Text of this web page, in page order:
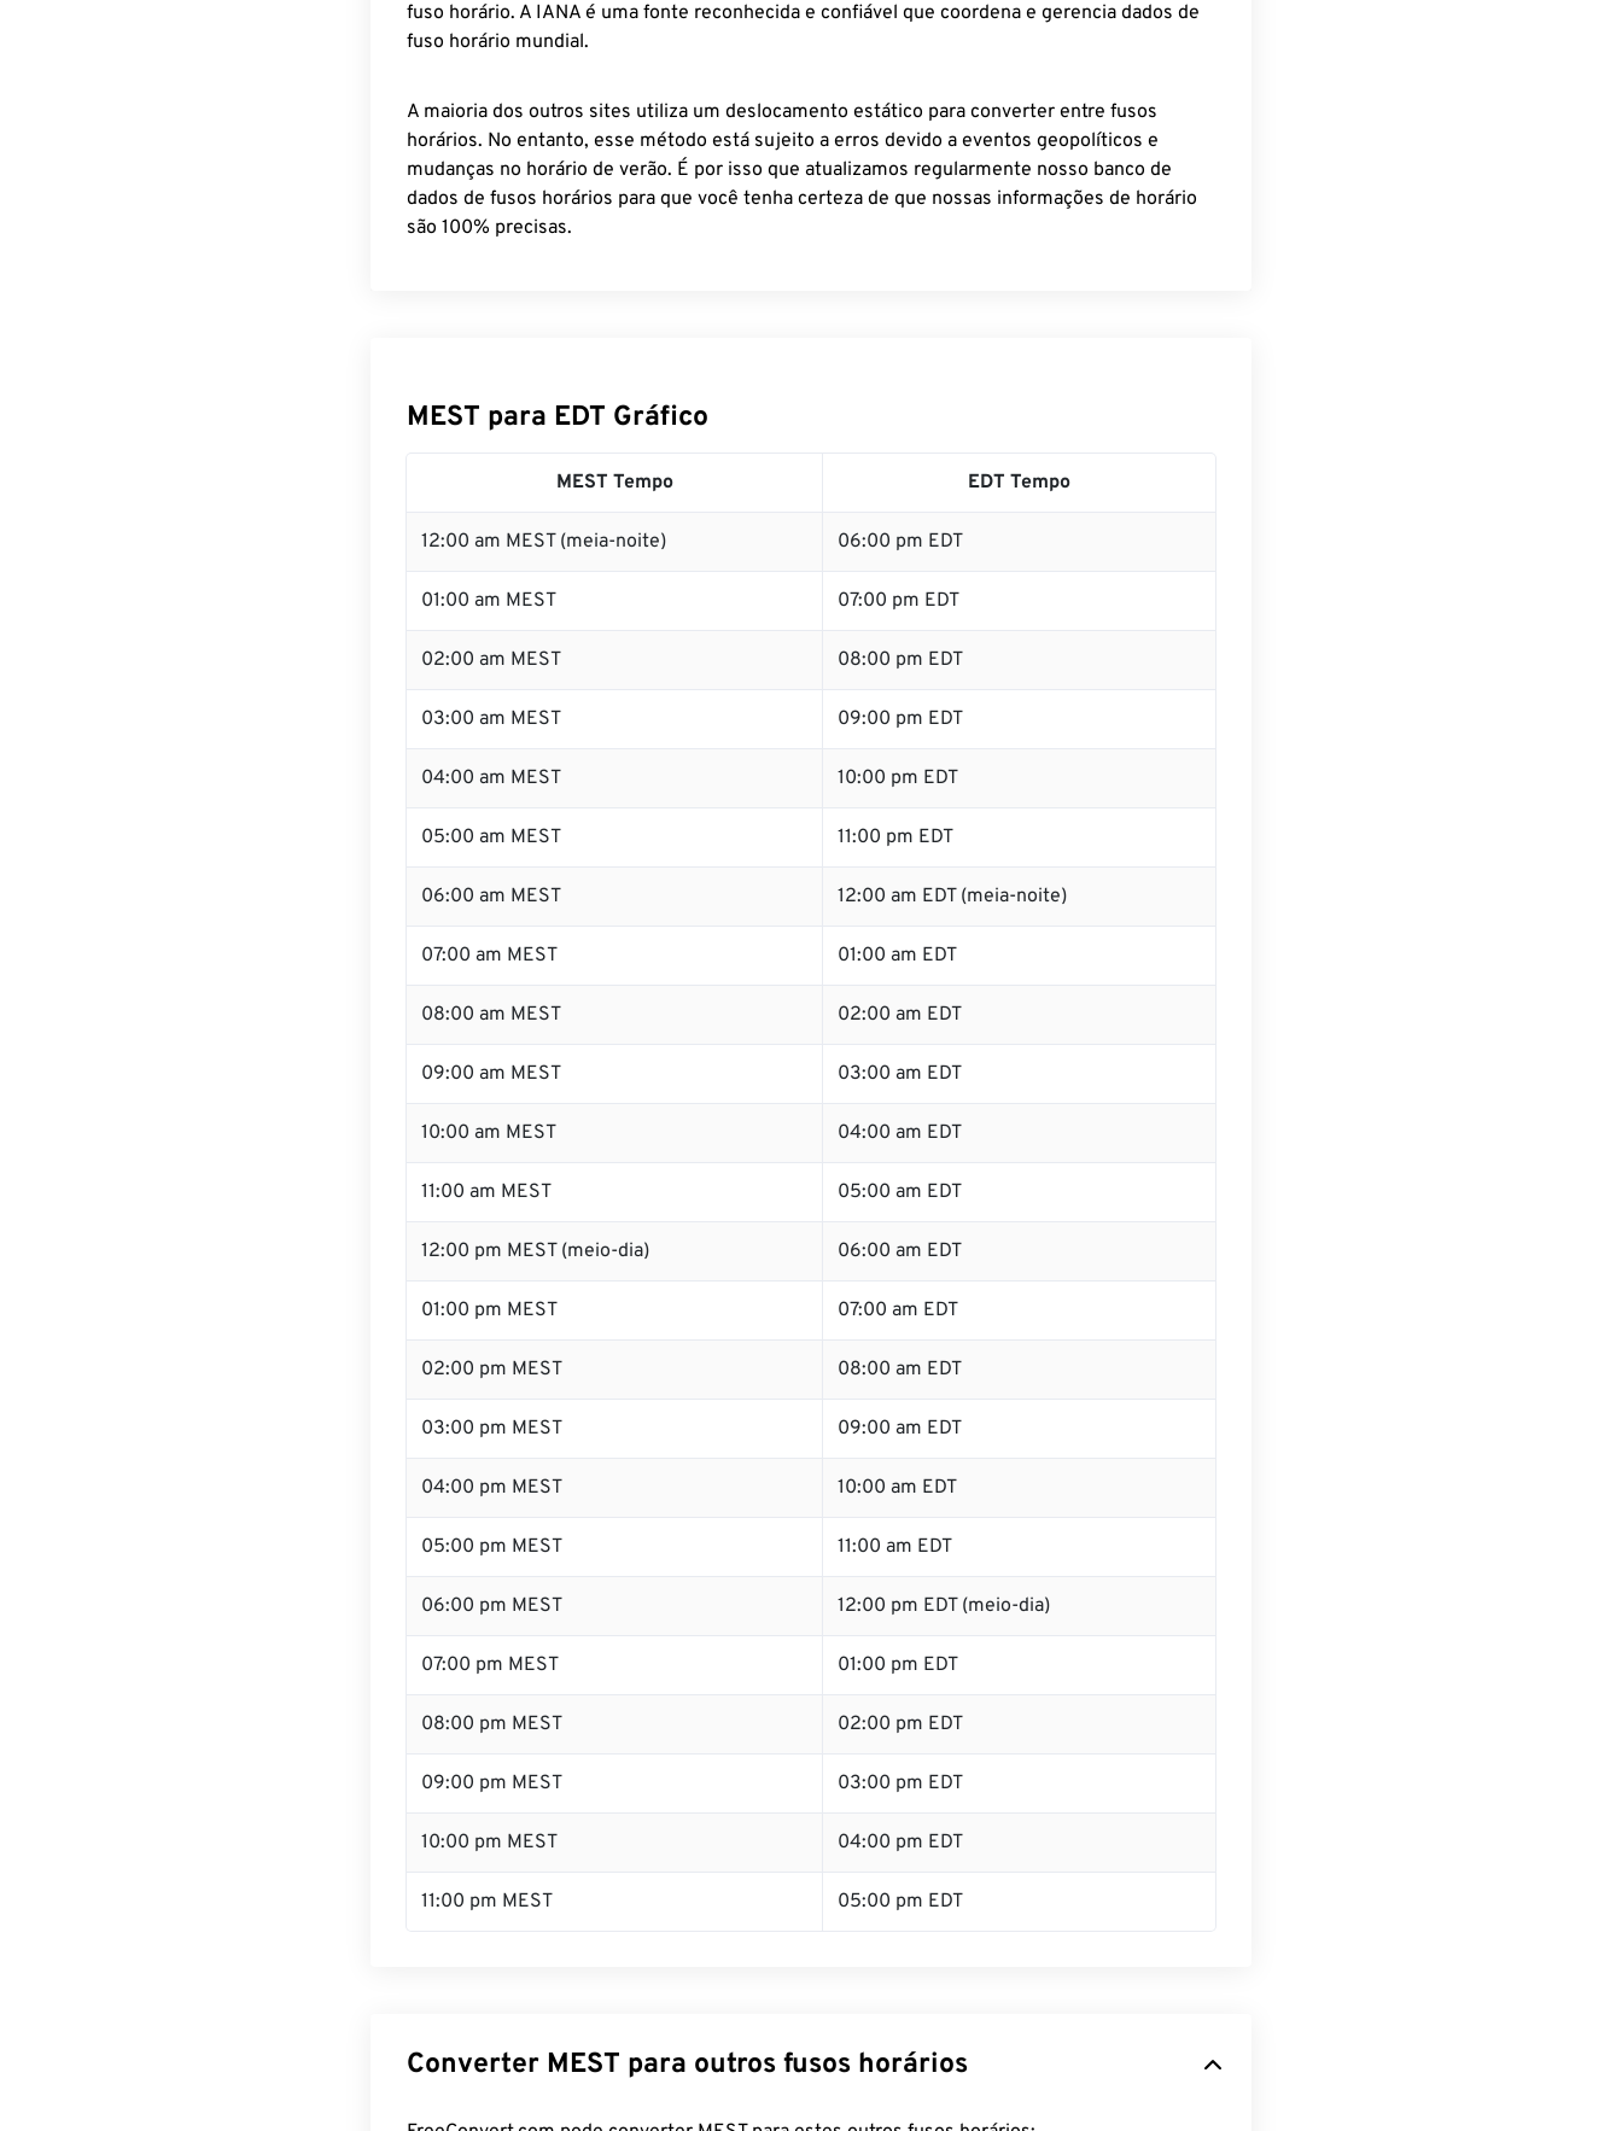
fuso horário. A IANA é uma fonte reconhecida e confiável que coordena e gerencia dados de
fuso horário mundial.
A maioria dos outros sites utiliza um deslocamento estático para converter entre fusos
horários. No entanto, esse método está sujeito a erros devido a eventos geopolíticos e
mudanças no horário de verão. É por isso que atualizamos regularmente nosso banco de
dados de fusos horários para que você tenha certeza de que nossas informações de horário
são 100% precisas.
MEST para EDT Gráfico
MEST Tempo EDT Tempo
12:00 am MEST (meia-noite) 06:00 pm EDT
01:00 am MEST 07:00 pm EDT
02:00 am MEST 08:00 pm EDT
03:00 am MEST 09:00 pm EDT
04:00 am MEST 10:00 pm EDT
05:00 am MEST 11:00 pm EDT
06:00 am MEST 12:00 am EDT (meia-noite)
07:00 am MEST 01:00 am EDT
08:00 am MEST 02:00 am EDT
09:00 am MEST 03:00 am EDT
10:00 am MEST 04:00 am EDT
11:00 am MEST 05:00 am EDT
12:00 pm MEST (meio-dia) 06:00 am EDT
01:00 pm MEST 07:00 am EDT
02:00 pm MEST 08:00 am EDT
03:00 pm MEST 09:00 am EDT
04:00 pm MEST 10:00 am EDT
05:00 pm MEST 11:00 am EDT
06:00 pm MEST 12:00 pm EDT (meio-dia)
07:00 pm MEST 01:00 pm EDT
08:00 pm MEST 02:00 pm EDT
09:00 pm MEST 03:00 pm EDT
10:00 pm MEST 04:00 pm EDT
11:00 pm MEST 05:00 pm EDT
Converter MEST para outros fusos horários